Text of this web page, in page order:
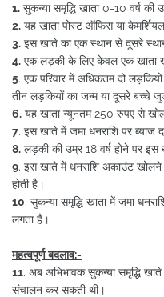
1. सुकन्या समृद्धि खाता 0-10 वर्ष
2. यह खाता पोस्ट ऑफिस या
3. इस खाते का एक स्थान से दूसरे
4. एक लड़की के लिए केवल एक खाता
5. एक परिवार में अधिकतम दो
तीन लड़कियों का जन्म या दूसरे बच्चे
6. यह खाता न्यूनतम 250 रुपए से
7. इस खाते में जमा धनराशि पर ब्याज
8. लड़की की उम्र 18 वर्ष होने पर
9. इस खाते में धनराशि अकाउंट खोलने
होती है।
10. सुकन्या समृद्धि खाता में जमा
लगता है।
महत्वपूर्ण बदलाव:-
11. अब अभिभावक सुकन्या समृद्धि
संचालन कर सकती थी।